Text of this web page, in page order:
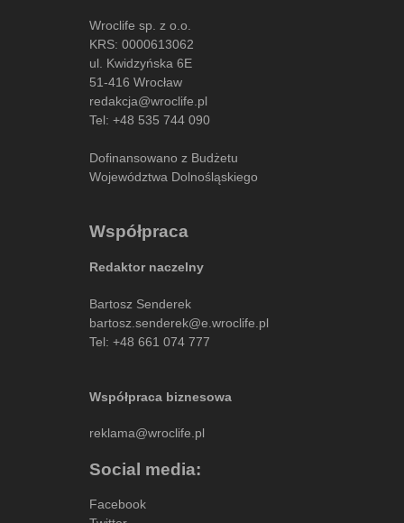
Wroclife sp. z o.o.
KRS: 0000613062
ul. Kwidzyńska 6E
51-416 Wrocław
redakcja@wroclife.pl
Tel: +48 535 744 090
Dofinansowano z Budżetu
Województwa Dolnośląskiego
Współpraca
Redaktor naczelny
Bartosz Senderek
bartosz.senderek@e.wroclife.pl
Tel: +48 661 074 777
Współpraca biznesowa
reklama@wroclife.pl
Social media:
Facebook